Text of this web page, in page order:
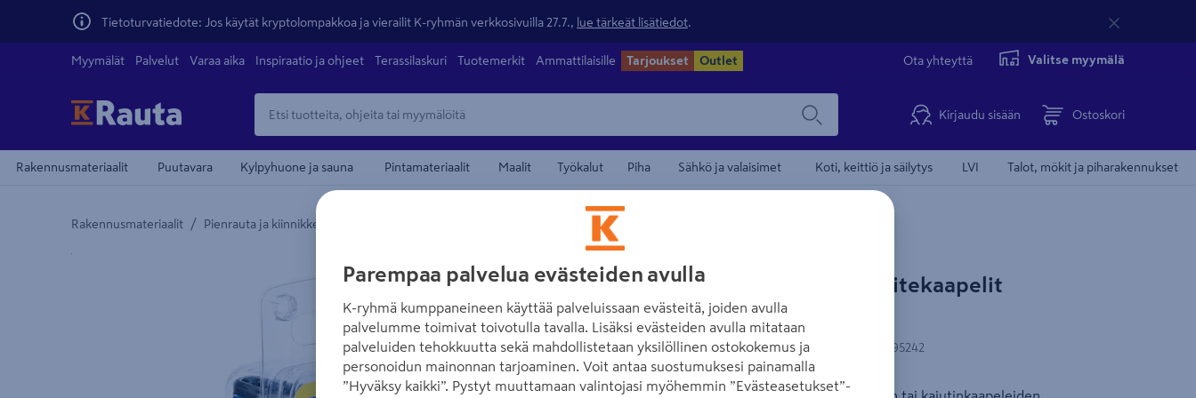
Tietoturvatiedote: Jos käytät kryptolompakkoa ja vierailit K-ryhmän verkkosivuilla 27.7., lue tärkeät lisätiedot
Myymälät Palvelut Varaa aika Inspiraatio ja ohjeet Terassilaskuri Tuotemerkit Ammattilaisille Tarjoukset Outlet Ota yhteyttä Valitse myymälä
Kirjaudu sisään Ostoskori
Rakennusmateriaalit Puutavara Kylpyhuone ja sauna Pintamateriaalit Maalit Työkalut Piha Sähkö ja valaisimet Koti, keittiö ja säilytys LVI Talot, mökit ja piharakennukset
Rakennusmateriaalit / Pienrauta ja kiinnikkeet
Yksityiskohtainen kuvaus löytyy Tuotteen kuvaus -maamerkistä
Sinkilä Rapid 7/14 pienjännitekaapelit
960kpl
Tuotenumero: 501932861 EAN-koodi 3221631095242
Parempaa palvelua evästeiden avulla
K-ryhmä kumppaneineen käyttää palveluissaan evästeitä, joiden avulla
palvelumme toimivat toivotulla tavalla. Lisäksi evästeiden avulla mitataan
palveluiden tehokkuutta sekä mahdollistetaan yksilöllinen ostokokemus ja
personoidun mainonnan tarjoaminen. Voit antaa suostumuksesi painamalla
”Hyväksy kaikki”. Pystyt muuttamaan valintojasi myöhemmin ”Evästeasetukset”-